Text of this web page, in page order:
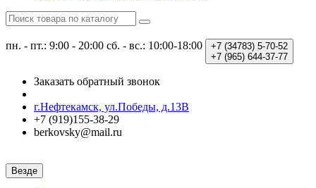
пн. - пт.: 9:00 - 20:00 сб. - вс.: 10:00-18:00 +7 (34783) 5-70-52
+7 (965) 644-37-77
Заказать обратный звонок
г.Нефтекамск, ул.Победы, д.13В
+7 (919)155-38-29
berkovsky@mail.ru
Везде